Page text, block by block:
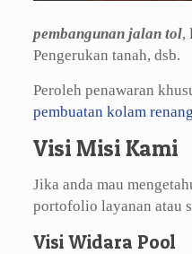
pembangunan jalan tol,
Pengerukan tanah, dsb.
Peroleh penawaran
pembuatan kolam renang
Visi Misi Kami
Jika anda mau
portofolio layanan atau
Visi Widara Pool